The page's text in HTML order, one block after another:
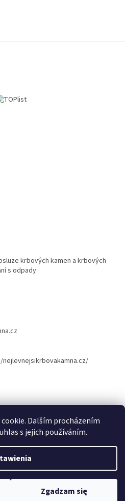
Dalším procházením
s jejich používáním.
Zgadzam się
krbových kamen a krbových
s odpady
. Wszystkie prawa
ustawienia plików cookie